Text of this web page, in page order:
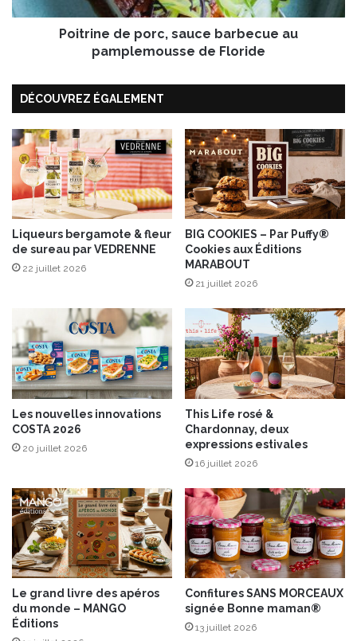
l
i
l
e
s
d
e
N
a
t
u
B
o
n
d
r
,
s
a
c
e
b
a
r
b
e
a
u
p
a
m
p
l
o
u
s
s
e
F
l
Poitrine de porc, sauce barbecue au
pamplemousse de Floride
DÉCOUVREZ ÉGALEMENT
Liqueurs bergamote & fleur
de sureau par VEDRENNE
22 juillet 2026
BIG COOKIES – Par Puffy®
Cookies aux Éditions
MARABOUT
21 juillet 2026
Les nouvelles innovations
COSTA 2026
20 juillet 2026
This Life rosé &
Chardonnay, deux
expressions estivales
16 juillet 2026
Le grand livre des apéros
du monde – MANGO
Éditions
Confitures SANS MORCEAUX
signée Bonne maman®
13 juillet 2026